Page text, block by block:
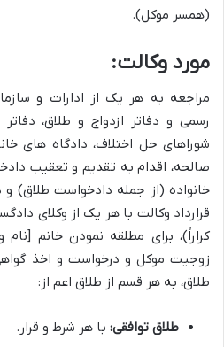
(همسر موکل).
مورد وکالت:
مراجعه به هر یک از ادارات و
رسمی و دفاتر ازدواج و طلاق،
شوراهای حل اختلاف، دادگاه های
صالحه، اقدام به تقدیم و تعقیب
خانواده (از جمله دادخواست طلاق) و
قرارداد وکالت با هر یک از وکلای
کراراً)، برای مطلقه نمودن خانم
زوجیت موکل و درخواست و اخذ
طلاق، به هر قسم از طلاق اعم از:
طلاق توافقی: با هر شرط و قرار.